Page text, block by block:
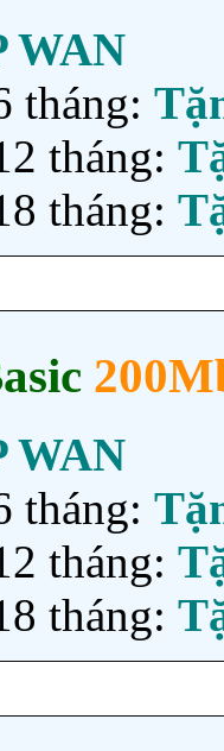
WAN
tháng:
tháng:
tháng:
WAN
tháng:
tháng:
tháng: